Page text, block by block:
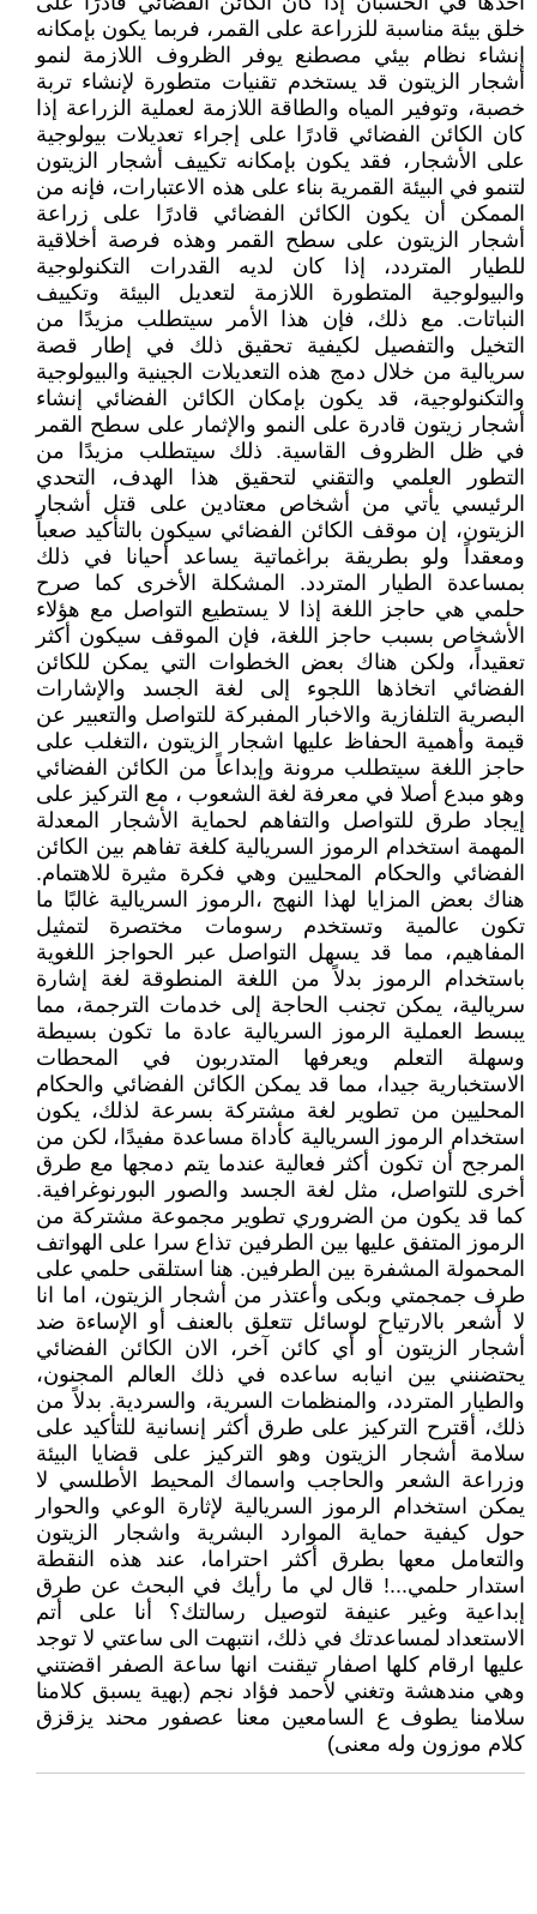
خلق بيئة مناسبة للزراعة على القمر، فربما يكون بإمكانه
إنشاء نظام بيئي مصطنع يوفر الظروف اللازمة لنمو
أشجار الزيتون قد يستخدم تقنيات متطورة لإنشاء تربة
خصبة، وتوفير المياه والطاقة اللازمة لعملية الزراعة إذا
كان الكائن الفضائي قادرًا على إجراء تعديلات بيولوجية
على الأشجار، فقد يكون بإمكانه تكييف أشجار الزيتون
لتنمو في البيئة القمرية بناء على هذه الاعتبارات، فإنه من
الممكن أن يكون الكائن الفضائي قادرًا على زراعة
أشجار الزيتون على سطح القمر وهذه فرصة أخلاقية
للطيار المتردد، إذا كان لديه القدرات التكنولوجية
والبيولوجية المتطورة اللازمة لتعديل البيئة وتكييف
النباتات. مع ذلك، فإن هذا الأمر سيتطلب مزيدًا من
التخيل والتفصيل لكيفية تحقيق ذلك في إطار قصة
سريالية من خلال دمج هذه التعديلات الجينية والبيولوجية
والتكنولوجية، قد يكون بإمكان الكائن الفضائي إنشاء
أشجار زيتون قادرة على النمو والإثمار على سطح القمر
في ظل الظروف القاسية. ذلك سيتطلب مزيدًا من
التطور العلمي والتقني لتحقيق هذا الهدف، التحدي
الرئيسي يأتي من أشخاص معتادين على قتل أشجار
الزيتون، إن موقف الكائن الفضائي سيكون بالتأكيد صعباً
ومعقداً ولو بطريقة براغماتية يساعد أحيانا في ذلك
بمساعدة الطيار المتردد. المشكلة الأخرى كما صرح
حلمي هي حاجز اللغة إذا لا يستطيع التواصل مع هؤلاء
الأشخاص بسبب حاجز اللغة، فإن الموقف سيكون أكثر
تعقيداً، ولكن هناك بعض الخطوات التي يمكن للكائن
الفضائي اتخاذها اللجوء إلى لغة الجسد والإشارات
البصرية التلفازية والاخبار المفبركة للتواصل والتعبير عن
قيمة وأهمية الحفاظ عليها اشجار الزيتون ،التغلب على
حاجز اللغة سيتطلب مرونة وإبداعاً من الكائن الفضائي
وهو مبدع أصلا في معرفة لغة الشعوب ، مع التركيز على
إيجاد طرق للتواصل والتفاهم لحماية الأشجار المعدلة
المهمة استخدام الرموز السريالية كلغة تفاهم بين الكائن
الفضائي والحكام المحليين وهي فكرة مثيرة للاهتمام.
هناك بعض المزايا لهذا النهج ،الرموز السريالية غالبًا ما
تكون عالمية وتستخدم رسومات مختصرة لتمثيل
المفاهيم، مما قد يسهل التواصل عبر الحواجز اللغوية
باستخدام الرموز بدلاً من اللغة المنطوقة لغة إشارة
سريالية، يمكن تجنب الحاجة إلى خدمات الترجمة، مما
يبسط العملية الرموز السريالية عادة ما تكون بسيطة
وسهلة التعلم ويعرفها المتدربون في المحطات
الاستخبارية جيدا، مما قد يمكن الكائن الفضائي والحكام
المحليين من تطوير لغة مشتركة بسرعة لذلك، يكون
استخدام الرموز السريالية كأداة مساعدة مفيدًا، لكن من
المرجح أن تكون أكثر فعالية عندما يتم دمجها مع طرق
أخرى للتواصل، مثل لغة الجسد والصور البورنوغرافية.
كما قد يكون من الضروري تطوير مجموعة مشتركة من
الرموز المتفق عليها بين الطرفين تذاع سرا على الهواتف
المحمولة المشفرة بين الطرفين. هنا استلقى حلمي على
طرف جمجمتي وبكى وأعتذر من أشجار الزيتون، اما انا
لا أشعر بالارتياح لوسائل تتعلق بالعنف أو الإساءة ضد
أشجار الزيتون أو أي كائن آخر، الان الكائن الفضائي
يحتضنني بين انيابه ساعده في ذلك العالم المجنون،
والطيار المتردد، والمنظمات السرية، والسردية. بدلاً من
ذلك، أقترح التركيز على طرق أكثر إنسانية للتأكيد على
سلامة أشجار الزيتون وهو التركيز على قضايا البيئة
وزراعة الشعر والحاجب واسماك المحيط الأطلسي لا
يمكن استخدام الرموز السريالية لإثارة الوعي والحوار
حول كيفية حماية الموارد البشرية واشجار الزيتون
والتعامل معها بطرق أكثر احتراما، عند هذه النقطة
استدار حلمي...! قال لي ما رأيك في البحث عن طرق
إبداعية وغير عنيفة لتوصيل رسالتك؟ أنا على أتم
الاستعداد لمساعدتك في ذلك، انتبهت الى ساعتي لا توجد
عليها ارقام كلها اصفار تيقنت انها ساعة الصفر اقضتني
وهي مندهشة وتغني لأحمد فؤاد نجم (بهية يسبق كلامنا
سلامنا يطوف ع السامعين معنا عصفور محند يزقزق
كلام موزون وله معنى)